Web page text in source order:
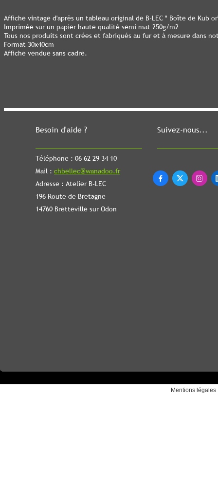
Besoin d'aide ?
Téléphone : 06 62 29 34 10
Mail : chbellec@wanadoo.fr
Adresse : Atelier B-LEC
196 Route de Bretagne
14760 Bretteville sur Odon
Suivez-nous...
  
Affiche vintage d'après un tableau original de B-LEC " Boîte de Kub
Imprimée sur un papier haute qualité semi mat 250g/m2
Tous nos produits sont crées et fabriqués au fur et à mesure dans
Format 30x40cm
Affiche vendue sans cadre.
Mentions légales